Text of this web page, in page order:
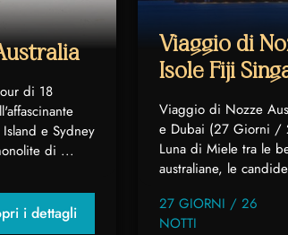
di 18
e Sydney
di ...
i dettagli
Viaggio di
Isole Fiji
Viaggio di Nozze
e Dubai (27 Giorni /
Luna di Miele tra le
australiane, le
27 GIORNI / 26
NOTTI